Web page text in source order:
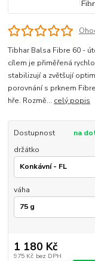
Tibhar Balsa Fibre 60 -
cílem je přiměřená
stabilizují a zvětšují
porovnání s prknem
hře. Rozmě... celý popis
Dostupnost
na
držátko
váha
1 180 Kč
975 Kč bez DPH